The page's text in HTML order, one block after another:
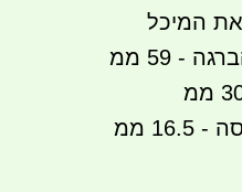
את המיכל
- 59 ממ
ממ